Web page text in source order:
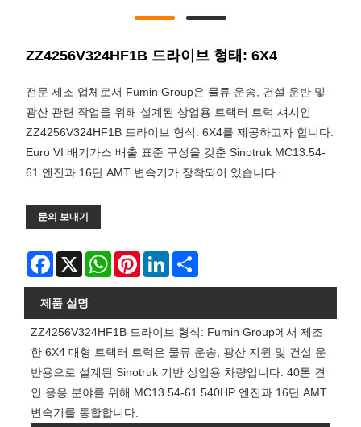
ZZ4256V324HF1B 드라이브 형태: 6X4
전문 제조 업체로서 Fumin Group은 물류 운송, 건설 운반 및
광산 관련 작업을 위해 설계된 상업용 트랙터 트럭 섀시인
ZZ4256V324HF1B 드라이브 형식: 6X4를 제공하고자 합니다.
Euro VI 배기가스 배출 표준 구성을 갖춘 Sinotruk MC13.54-
61 엔진과 16단 AMT 변속기가 장착되어 있습니다.
문의 보내기
Facebook
X WhatsAppPinterestLinkedIn
제품 설명
ZZ4256V324HF1B 드라이브 형식: Fumin Group에서 제조
한 6X4 대형 트랙터 트럭은 물류 운송, 광산 지원 및 건설 운
반용으로 설계된 Sinotruk 기반 상업용 차량입니다. 40톤 견
인 응용 분야를 위해 MC13.54-61 540HP 엔진과 16단 AMT
변속기를 통합합니다.